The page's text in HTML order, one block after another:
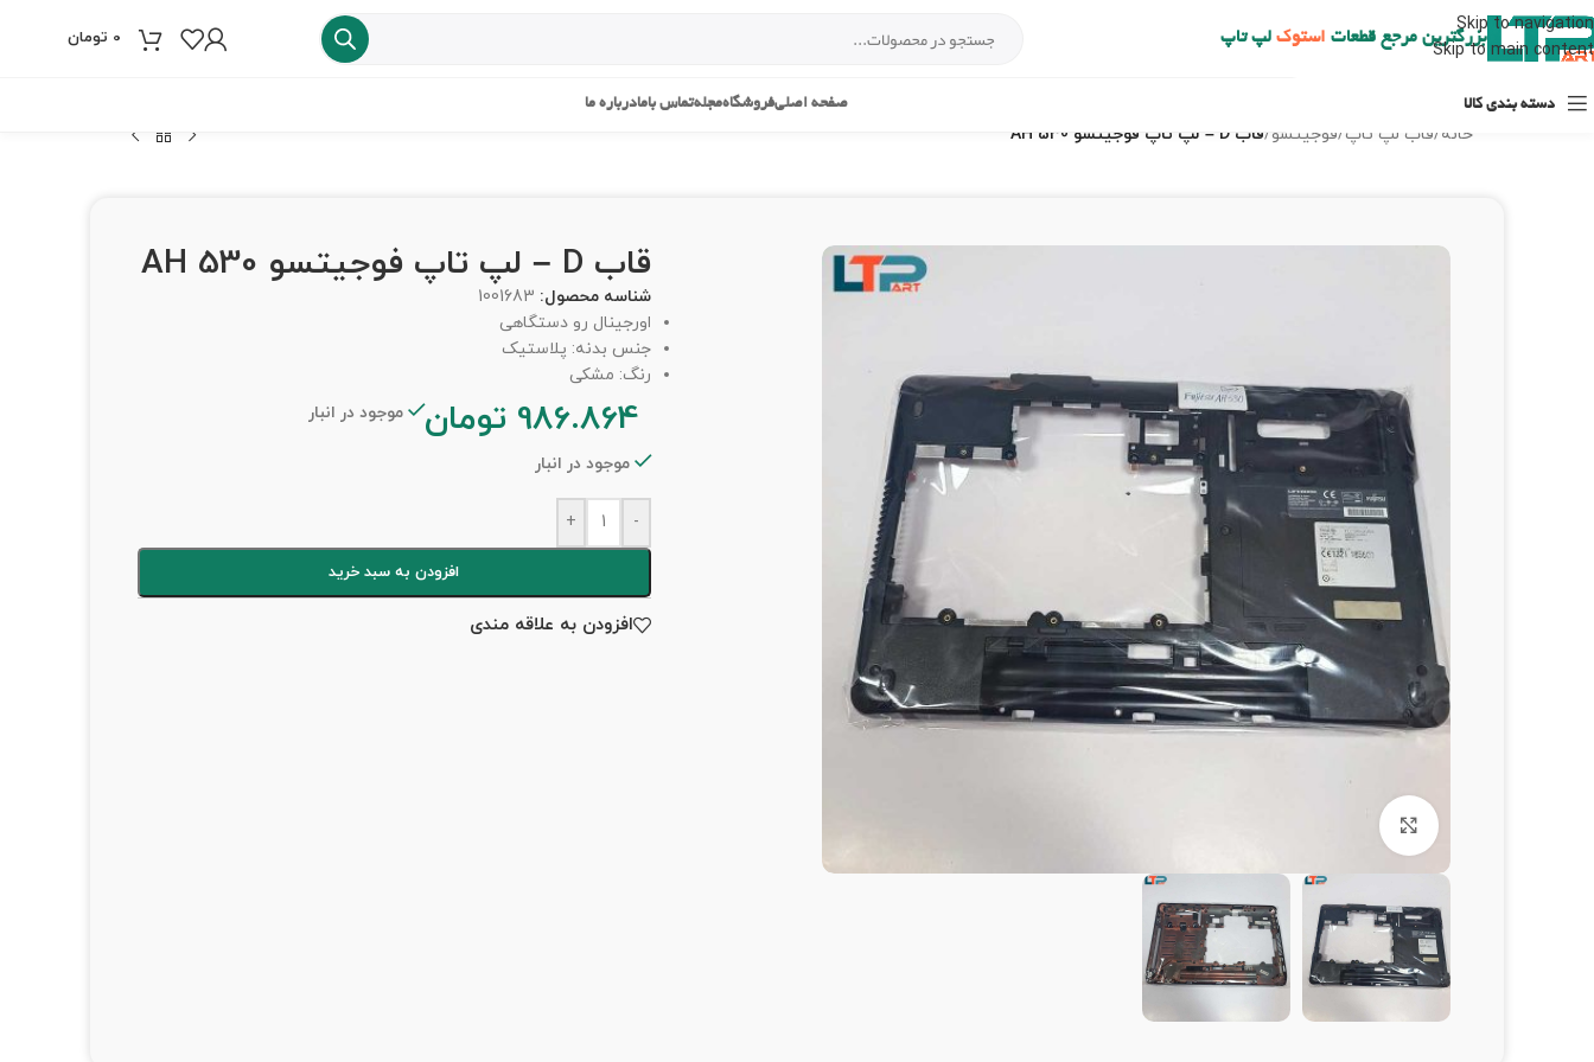
Skip to navigation
Skip to main content
بزرگترین مرجع قطعات استوک لپ تاپ 0 تومان
دسته بندی کالا صفحه اصلیفروشگاهمجلهتماس بامادرباره ما
خانه /قاب لپ تاپ/فوجیتسو/قاب D – لپ تاپ فوجیتسو AH 530
قاب D – لپ تاپ فوجیتسو AH 530
شناسه محصول: 1001683
اورجینال رو دستگاهی
جنس بدنه: پلاستیک
رنگ: مشکی
986.864 تومان موجود در انبار
موجود در انبار
-
+
افزودن به سبد خرید
افزودن به علاقه مندی